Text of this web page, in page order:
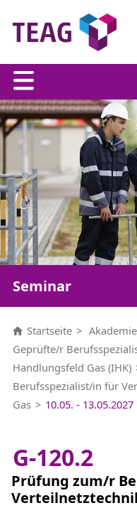
Seminar
Startseite Akademie
Geprüfte/r
Handlungsfeld Gas (IHK)
Berufsspezialist/in für
Gas
10.05. - 13.05.2027
G-120.2
Prüfung zum/r